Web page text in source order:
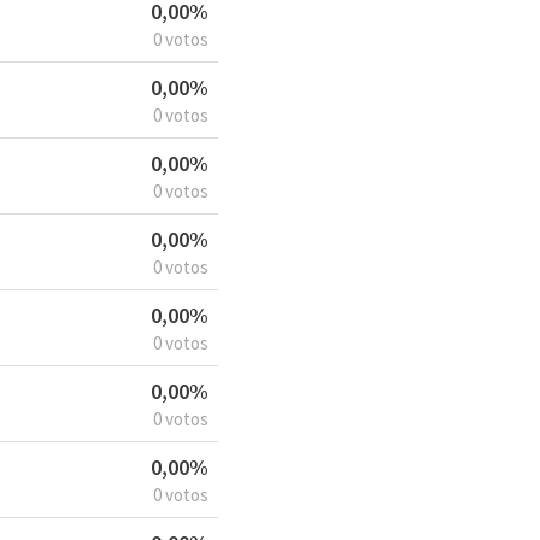
0,00%
0 votos
0,00%
0 votos
0,00%
0 votos
0,00%
0 votos
0,00%
0 votos
0,00%
0 votos
0,00%
0 votos